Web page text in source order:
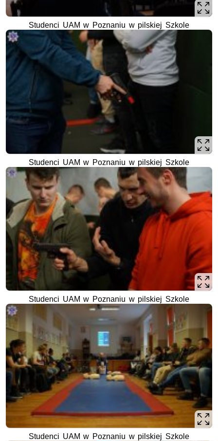
Studenci UAM w Poznaniu w pilskiej Szkole
Studenci UAM w Poznaniu w pilskiej Szkole
Studenci UAM w Poznaniu w pilskiej Szkole
Studenci UAM w Poznaniu w pilskiej Szkole